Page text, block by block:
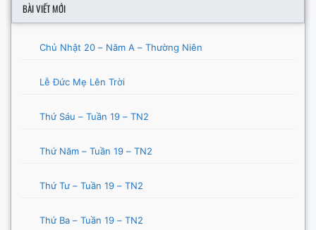
BÀI VIẾT MỚI
Chủ Nhật 20 – Năm A – Thường Niên
Lễ Đức Mẹ Lên Trời
Thứ Sáu – Tuần 19 – TN2
Thứ Năm – Tuần 19 – TN2
Thứ Tư – Tuần 19 – TN2
Thứ Ba – Tuần 19 – TN2